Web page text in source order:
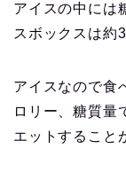
アイスの中には
スボックスは約
アイスなので食
ロリー、糖質量
エットすること